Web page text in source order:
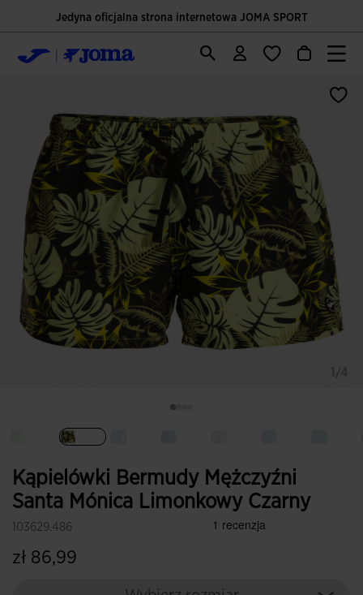
Jedyna oficjalna strona internetowa JOMA SPORT
Kąpielówki Bermudy Mężczyźni
Santa Mónica Limonkowy Czarny
103629.486
zł 86,99